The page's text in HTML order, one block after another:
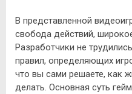
В представленной
свобода действий,
Разработчики не
правил, определяющих
что вы сами решаете, как
делать. Основная суть